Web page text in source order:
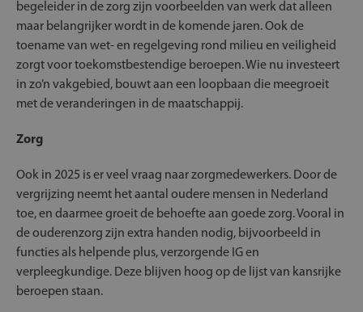
begeleider in de zorg zijn voorbeelden van werk dat alleen
maar belangrijker wordt in de komende jaren. Ook de
toename van wet- en regelgeving rond milieu en veiligheid
zorgt voor toekomstbestendige beroepen. Wie nu investeert
in zo’n vakgebied, bouwt aan een loopbaan die meegroeit
met de veranderingen in de maatschappij.
Zorg
Ook in 2025 is er veel vraag naar zorgmedewerkers. Door de
vergrijzing neemt het aantal oudere mensen in Nederland
toe, en daarmee groeit de behoefte aan goede zorg. Vooral in
de ouderenzorg zijn extra handen nodig, bijvoorbeeld in
functies als helpende plus, verzorgende IG en
verpleegkundige. Deze blijven hoog op de lijst van kansrijke
beroepen staan.